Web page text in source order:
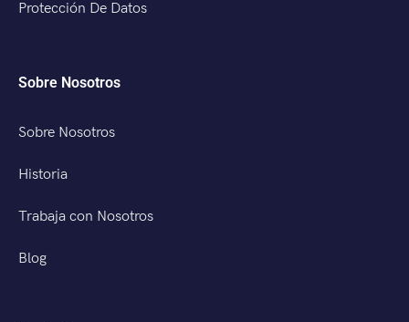
Protección De Datos
Sobre Nosotros
Sobre Nosotros
Historia
Trabaja con Nosotros
Blog